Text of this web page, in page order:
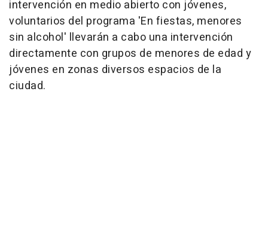
intervención en medio abierto con jóvenes,
voluntarios del programa 'En fiestas, menores
sin alcohol' llevarán a cabo una intervención
directamente con grupos de menores de edad y
jóvenes en zonas diversos espacios de la
ciudad.